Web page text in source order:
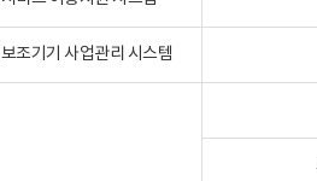
조기기 사업관리 시스템